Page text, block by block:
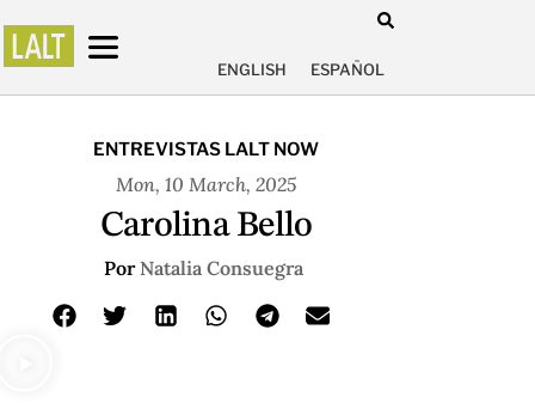
ENGLISH ESPAÑOL
ENTREVISTAS LALT NOW
Mon, 10 March, 2025
Carolina Bello
PorNatalia Consuegra